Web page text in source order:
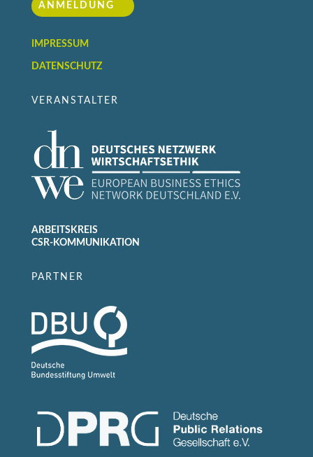
ANMELDUNG
IMPRESSUM
DATENSCHUTZ
VERANSTALTER
ARBEITSKREIS
CSR-KOMMUNIKATION
PARTNER